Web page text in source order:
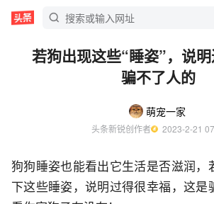
若狗出现这些“睡姿”，说明
骗不了人的
萌宠一家
头条新锐创作者
2023-2-21
狗狗睡姿也能看出它生活是否滋润，
下这些睡姿，说明过得很幸福，这是